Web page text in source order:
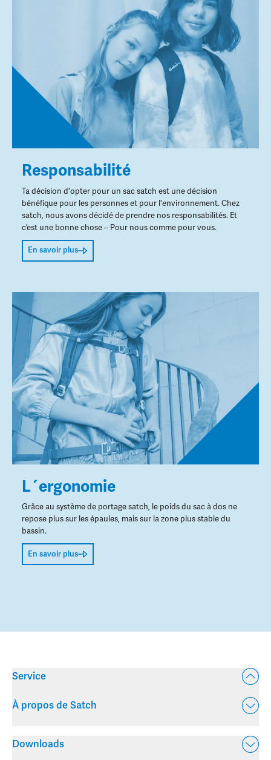
Responsabilité
Ta décision d'opter pour un sac satch est une décision
bénéfique pour les personnes et pour l'environnement. Chez
satch, nous avons décidé de prendre nos responsabilités. Et
c’est une bonne chose – Pour nous comme pour vous.
En savoir plus
L´ergonomie
Grâce au système de portage satch, le poids du sac à dos ne
repose plus sur les épaules, mais sur la zone plus stable du
bassin.
En savoir plus
Service
À propos de Satch
Downloads